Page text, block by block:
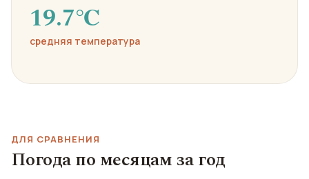
19.7℃
средняя температура
ДЛЯ СРАВНЕНИЯ
Погода по месяцам за год